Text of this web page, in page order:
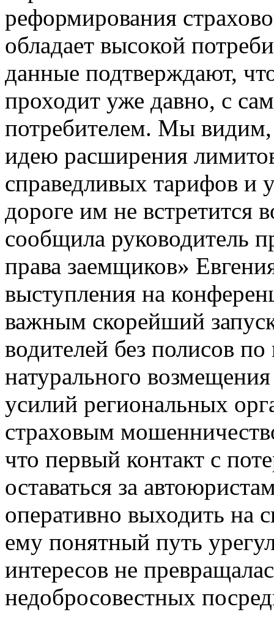
реформирования
обладает высокой
данные подтверждают,
проходит уже давно, с
потребителем. Мы
идею расширения
справедливых тарифов и
дороге им не
сообщила руководитель
права заемщиков»
выступления на
важным скорейший
водителей без полисов
натурального
усилий региональных
страховым
что первый контакт с
оставаться за
оперативно выходить на
ему понятный путь
интересов не
недобросовестных